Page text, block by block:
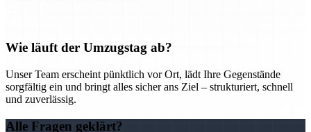
Wie läuft der Umzugstag ab?
Unser Team erscheint pünktlich vor Ort, lädt Ihre Gegenstände
sorgfältig ein und bringt alles sicher ans Ziel – strukturiert, schnell
und zuverlässig.
Alle Fragen geklärt?